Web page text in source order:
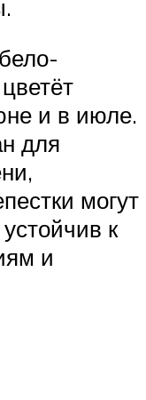
и в июле.
для
могут
к
и